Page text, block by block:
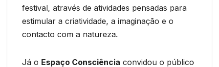
festival, através de atividades pensadas para
estimular a criatividade, a imaginação e o
contacto com a natureza.
Já o Espaço Consciência convidou o público